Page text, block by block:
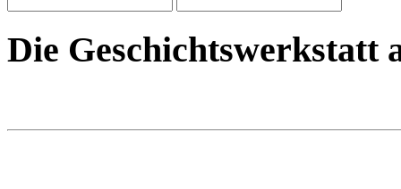
Die Geschichtswerkstatt